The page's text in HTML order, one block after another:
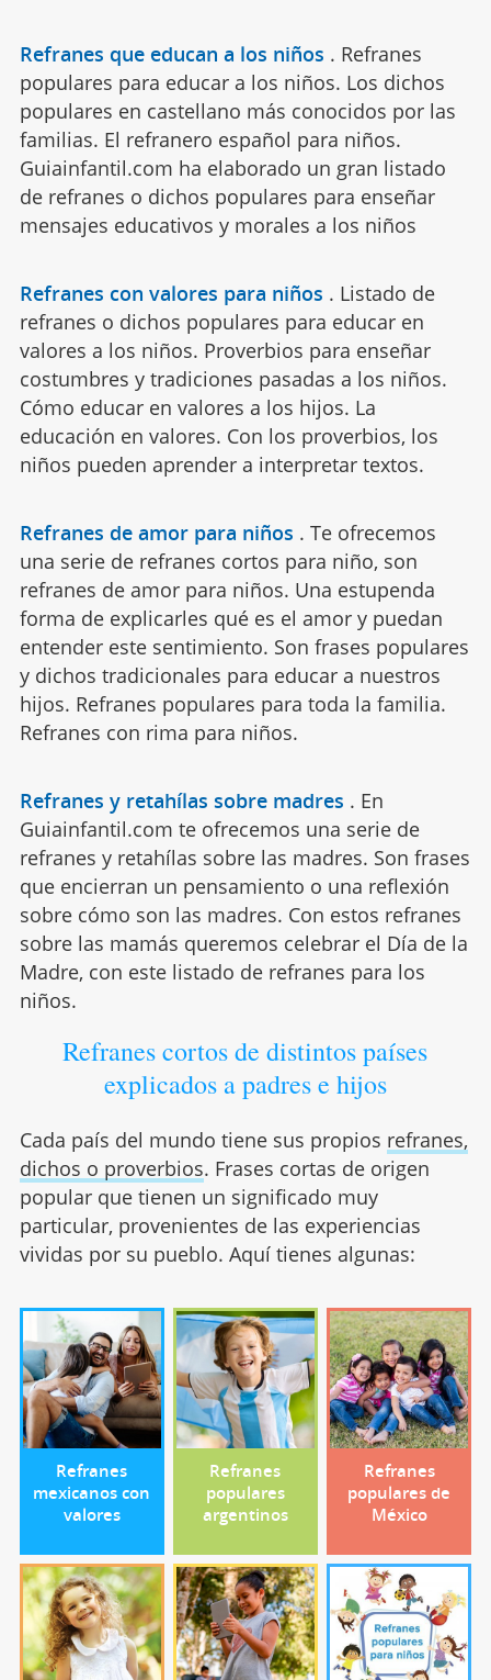
Refranes que educan a los niños . Refranes
populares para educar a los niños. Los dichos
populares en castellano más conocidos por las
familias. El refranero español para niños.
Guiainfantil.com ha elaborado un gran listado
de refranes o dichos populares para enseñar
mensajes educativos y morales a los niños
Refranes con valores para niños . Listado de
refranes o dichos populares para educar en
valores a los niños. Proverbios para enseñar
costumbres y tradiciones pasadas a los niños.
Cómo educar en valores a los hijos. La
educación en valores. Con los proverbios, los
niños pueden aprender a interpretar textos.
Refranes de amor para niños . Te ofrecemos
una serie de refranes cortos para niño, son
refranes de amor para niños. Una estupenda
forma de explicarles qué es el amor y puedan
entender este sentimiento. Son frases populares
y dichos tradicionales para educar a nuestros
hijos. Refranes populares para toda la familia.
Refranes con rima para niños.
Refranes y retahílas sobre madres . En
Guiainfantil.com te ofrecemos una serie de
refranes y retahílas sobre las madres. Son frases
que encierran un pensamiento o una reflexión
sobre cómo son las madres. Con estos refranes
sobre las mamás queremos celebrar el Día de la
Madre, con este listado de refranes para los
niños.
Refranes cortos de distintos países
explicados a padres e hijos
Cada país del mundo tiene sus propios refranes,
dichos o proverbios. Frases cortas de origen
popular que tienen un significado muy
particular, provenientes de las experiencias
vividas por su pueblo. Aquí tienes algunas:
Refranes
mexicanos con
valores
Refranes
populares
argentinos
Refranes
populares de
México